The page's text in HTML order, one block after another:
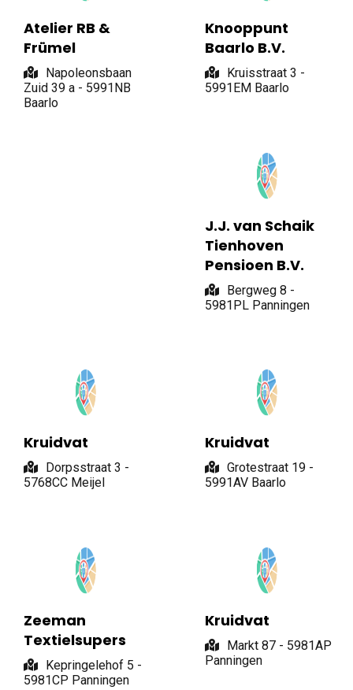
Atelier RB &
Frümel
Napoleonsbaan
Zuid 39 a - 5991NB
Baarlo
Knooppunt
Baarlo B.V.
Kruisstraat 3 -
5991EM Baarlo
J.J. van Schaik
Tienhoven
Pensioen B.V.
Bergweg 8 -
5981PL Panningen
Kruidvat
Dorpsstraat 3 -
5768CC Meijel
Kruidvat
Grotestraat 19 -
5991AV Baarlo
Zeeman
Textielsupers
Kepringelehof 5 -
5981CP Panningen
Kruidvat
Markt 87 - 5981AP
Panningen